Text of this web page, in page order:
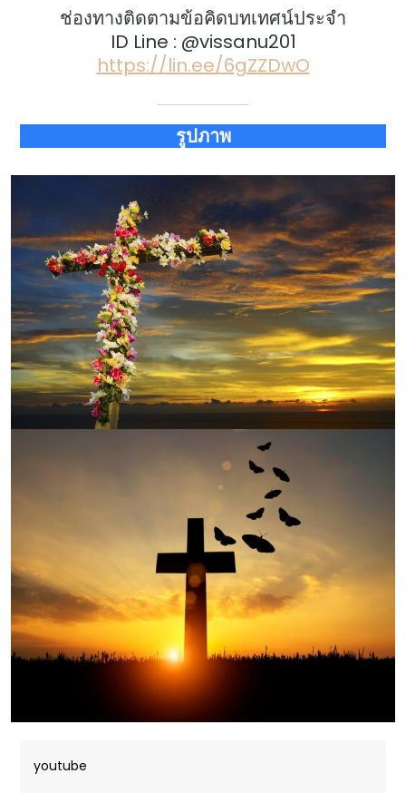
ช่องทางติดตามข้อคิดบทเทศน์ประจำ
ID Line : @vissanu201
https://lin.ee/6gZZDwO
รูปภาพ
youtube